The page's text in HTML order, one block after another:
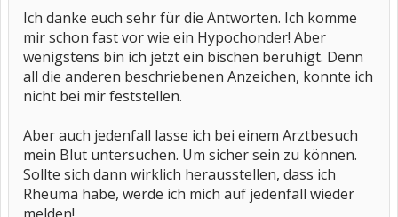
Ich danke euch sehr für die Antworten. Ich komme
mir schon fast vor wie ein Hypochonder! Aber
wenigstens bin ich jetzt ein bischen beruhigt. Denn
all die anderen beschriebenen Anzeichen, konnte ich
nicht bei mir feststellen.
Aber auch jedenfall lasse ich bei einem Arztbesuch
mein Blut untersuchen. Um sicher sein zu können.
Sollte sich dann wirklich herausstellen, dass ich
Rheuma habe, werde ich mich auf jedenfall wieder